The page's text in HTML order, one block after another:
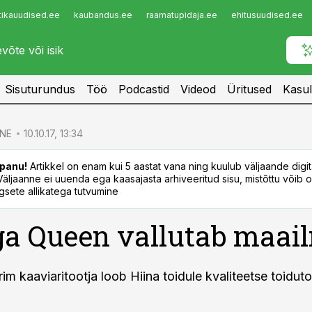
kaubandus.ee raamatupidaja.ee ehitusuudised.ee
Infopank
Sisuturundus Töö Podcastid Videod Üritused
10.10.17, 13:34
Artikkel on enam kui 5 aastat vana ning kuulub väljaande
ei uuenda ega kaasajasta arhiveeritud sisu, mistõttu võib
allikatega tutvumine
Queen vallutab
kaaviaritootja loob Hiina toidule kvaliteetse